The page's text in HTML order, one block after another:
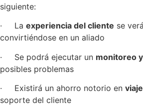
siguiente:
· La experiencia del cliente se
convirtiéndose en un aliado
· Se podrá ejecutar un monitoreo
posibles problemas
· Existirá un ahorro notorio en
soporte del cliente